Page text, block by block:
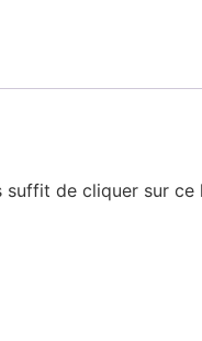
suffit de cliquer sur ce